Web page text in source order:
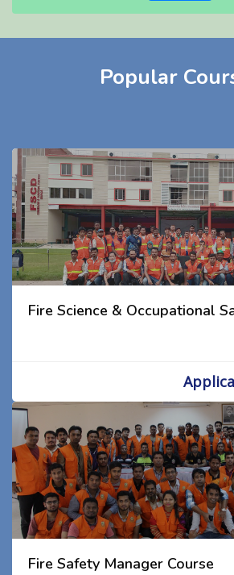
Popular
Fire Science & Occupational
Fire Safety Manager Course